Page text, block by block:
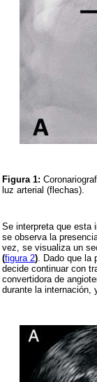
Figura 1:
luz arterial (flechas).
Se interpreta que esta
se observa la
vez, se visualiza un
(figura 2) . Dado que
decide continuar con
convertidora de
durante la internación,